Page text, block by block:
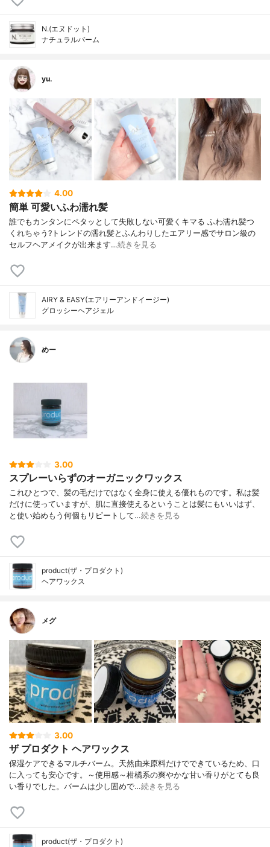
N.(エヌドット)
ナチュラルバーム
yu.
4.00
簡単 可愛いふわ濡れ髪
誰でもカンタンにペタッとして失敗しない 可愛くキマる ふわ濡れ髪つ
くれちゃう? トレンドの濡れ髪とふんわりしたエアリー感で サロン級の
セルフヘアメイクが出来ます…続きを見る
AIRY & EASY(エアリーアンドイージー)
グロッシーヘアジェル
めー
3.00
スプレーいらずのオーガニックワックス
これひとつで、髪の毛だけではなく全身に使える優れものです。私は髪
だけに使っていますが、肌に直接使えるということは髪にもいいはず、
と使い始めもう何個もリピートして…続きを見る
product(ザ・プロダクト)
ヘアワックス
メグ
3.00
ザ プロダクト ヘアワックス
保湿ケアできるマルチバーム。天然由来原料だけでできているため、口
に入っても安心です。～使用感～柑橘系の爽やかな甘い香りがとても良
い香りでした。バームは少し固めで…続きを見る
product(ザ・プロダクト)